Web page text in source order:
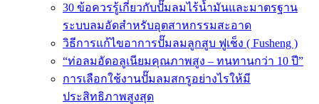
30 ข้อควรรู้เกี่ยวกับปั๊มลมไร้น้ำมันและมาตรฐาน
ระบบลมอัดสำหรับอุตสาหกรรมสะอาด
วิธีการแก้ไขอาการปั๊มลมลูกสูบ ฟูเช็ง ( Fusheng )
“ท่อลมอัดอลูเนียมคุณภาพสูง – ทนทานกว่า 10 ปี”
การเลือกใช้งานปั๊มลมสกรูอย่างไรให้มี
ประสิทธิภาพสูงสุด